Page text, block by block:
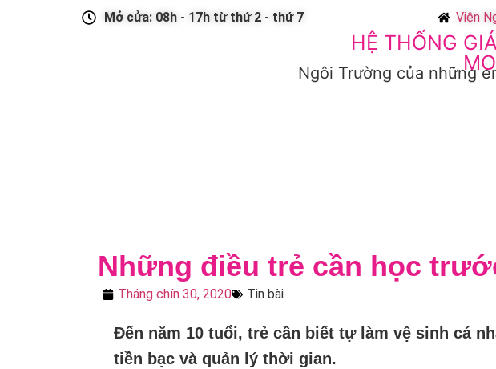
Mở cửa: 08h - 17h từ thứ 2 - thứ 7 Viện
HỆ THỐNG
Ngôi Trường của những
Những điều trẻ cần học
Tháng chín 30, 2020 Tin bài
Đến năm 10 tuổi, trẻ cần biết tự làm vệ sinh cá
tiền bạc và quản lý thời gian.